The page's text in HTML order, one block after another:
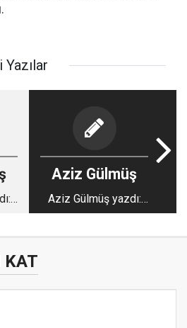
Aziz Gülmüş
Aziz Gülmüş yazdı:
Müdür Bey'in Yeşil
KAT